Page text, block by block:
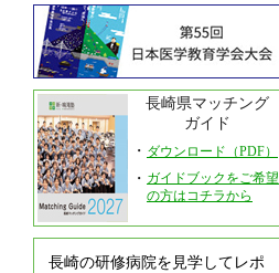
長崎県マッチング
ガイド
・ ダウンロード（PDF）
・ ガイドブックをご希望
の方はコチラから
長崎の研修病院を見学してレポ